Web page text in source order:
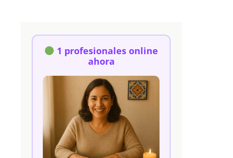
1 profesionales online
ahora